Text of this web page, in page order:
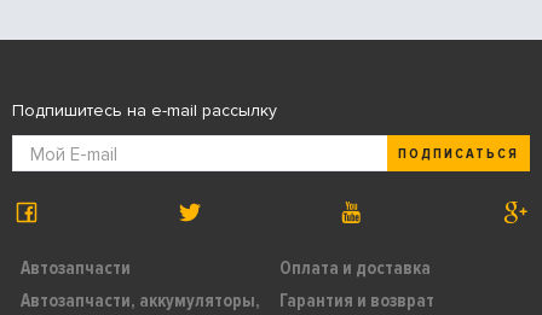
Автозапчасти
Автозапчасти, аккумуляторы,
Оплата и доставка
Гарантия и возврат
Подпишитесь на e-mail рассылку
ПОДПИСАТЬСЯ